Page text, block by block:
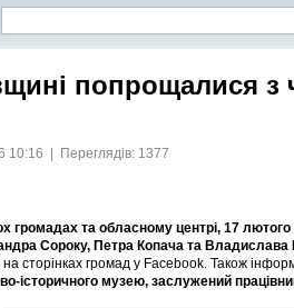
попрощалися
10:16 | Переглядів: 1377
громадах та обласному центрі, 17
Сороку, Петра Копача та Владислава
сторінках громад у Facebook. Також
історичного музею, заслужений